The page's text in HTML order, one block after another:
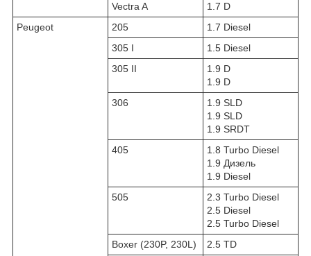
Vectra A
1.7 D
Peugeot
205
1.7 Diesel
305 I
1.5 Diesel
305 II
1.9 D
1.9 D
306
1.9 SLD
1.9 SLD
1.9 SRDT
405
1.8 Turbo Diesel
1.9 Дизель
1.9 Diesel
505
2.3 Turbo Diesel
2.5 Diesel
2.5 Turbo Diesel
Boxer (230P, 230L)
2.5 TD